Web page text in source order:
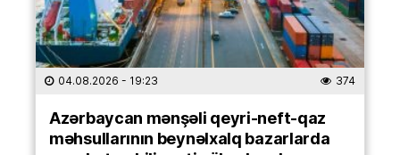
04.08.2026 - 19:23 374
Azərbaycan mənşəli qeyri-neft-qaz
məhsullarının beynəlxalq bazarlarda